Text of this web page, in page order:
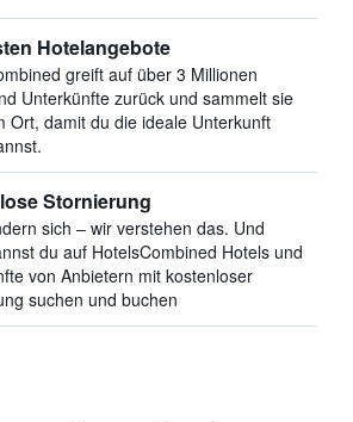
Hotelangebote
greift auf über 3 Millionen
Unterkünfte zurück und sammelt sie
Ort, damit du die ideale Unterkunft
Stornierung
sich – wir verstehen das. Und
du auf HotelsCombined Hotels und
von Anbietern mit kostenloser
suchen und buchen